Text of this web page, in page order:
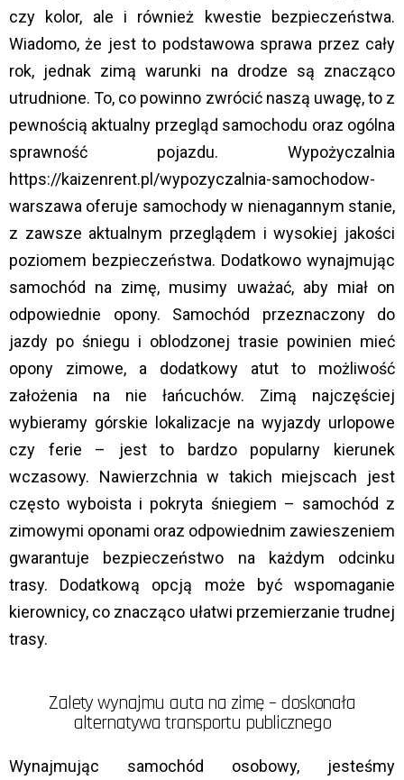
czy kolor, ale i również kwestie bezpieczeństwa.
Wiadomo, że jest to podstawowa sprawa przez cały
rok, jednak zimą warunki na drodze są znacząco
utrudnione. To, co powinno zwrócić naszą uwagę, to z
pewnością aktualny przegląd samochodu oraz ogólna
sprawność pojazdu. Wypożyczalnia
https://kaizenrent.pl/wypozyczalnia-samochodow-
warszawa oferuje samochody w nienagannym stanie,
z zawsze aktualnym przeglądem i wysokiej jakości
poziomem bezpieczeństwa. Dodatkowo wynajmując
samochód na zimę, musimy uważać, aby miał on
odpowiednie opony. Samochód przeznaczony do
jazdy po śniegu i oblodzonej trasie powinien mieć
opony zimowe, a dodatkowy atut to możliwość
założenia na nie łańcuchów. Zimą najczęściej
wybieramy górskie lokalizacje na wyjazdy urlopowe
czy ferie – jest to bardzo popularny kierunek
wczasowy. Nawierzchnia w takich miejscach jest
często wyboista i pokryta śniegiem – samochód z
zimowymi oponami oraz odpowiednim zawieszeniem
gwarantuje bezpieczeństwo na każdym odcinku
trasy. Dodatkową opcją może być wspomaganie
kierownicy, co znacząco ułatwi przemierzanie trudnej
trasy.
Zalety wynajmu auta na zimę – doskonała
alternatywa transportu publicznego
Wynajmując samochód osobowy, jesteśmy